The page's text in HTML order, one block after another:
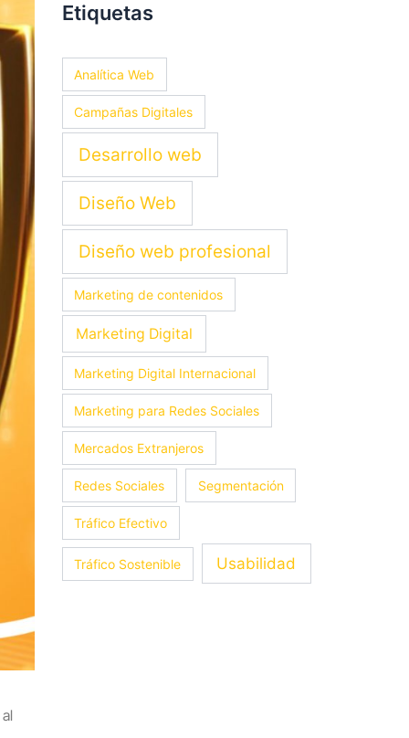
Etiquetas
Analítica Web
Campañas Digitales
Desarrollo web
Diseño Web
Diseño web profesional
Marketing de contenidos
Marketing Digital
Marketing Digital Internacional
Marketing para Redes Sociales
Mercados Extranjeros
Redes Sociales Segmentación
Tráfico Efectivo
Tráfico Sostenible Usabilidad